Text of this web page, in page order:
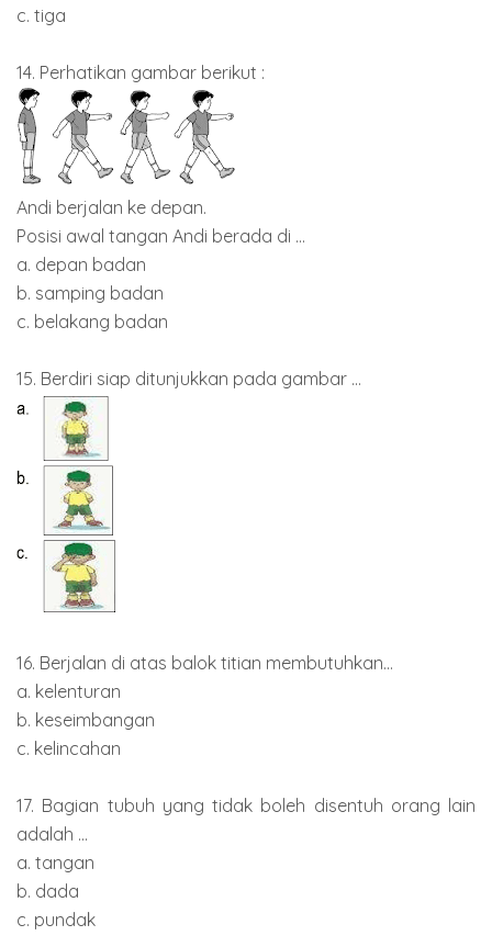
c. tiga
14. Perhatikan gambar berikut :
Andi berjalan ke depan.
Posisi awal tangan Andi berada di ...
a. depan badan
b. samping badan
c. belakang badan
15. Berdiri siap ditunjukkan pada gambar ...
16. Berjalan di atas balok titian membutuhkan...
a. kelenturan
b. keseimbangan
c. kelincahan
17. Bagian tubuh yang tidak boleh disentuh orang lain
adalah ...
a. tangan
b. dada
c. pundak